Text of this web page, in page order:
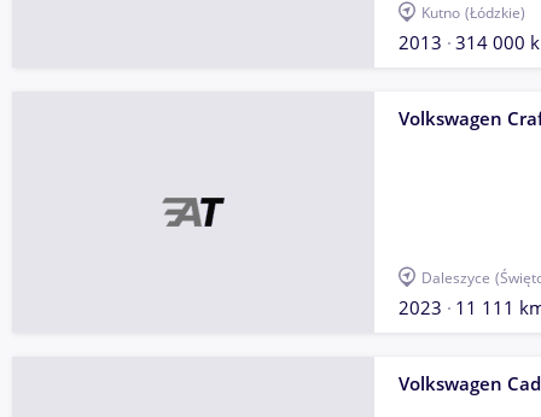
Kutno (Łódzkie)
2013 314 000
Volkswagen
Daleszyce
2023 11 111
Volkswagen